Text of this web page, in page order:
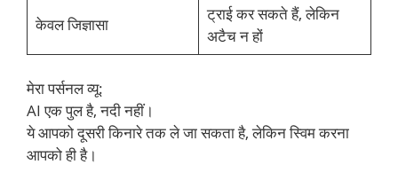
केवल जिज्ञासा
ट्राई कर सकते हैं, लेकिन
अटैच न हों
मेरा पर्सनल व्यू:
AI एक पुल है, नदी नहीं।
ये आपको दूसरी किनारे तक ले जा सकता है, लेकिन स्विम करना
आपको ही है।